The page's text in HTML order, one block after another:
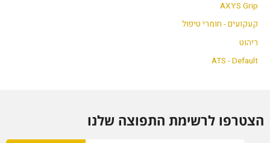
AXYS Grip
קעקועים - חומרי טיפול
ריהוט
ATS - Default
הצטרפו לרשימת התפוצה שלנו